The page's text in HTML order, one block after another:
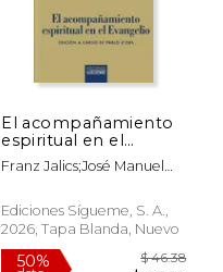
El acompañamiento
espiritual en el
Evangelio
Franz Jalics;José Manuel
Perona;Pablo D' Ors
Ediciones Sígueme, S. A.,
2026, Tapa Blanda, Nuevo